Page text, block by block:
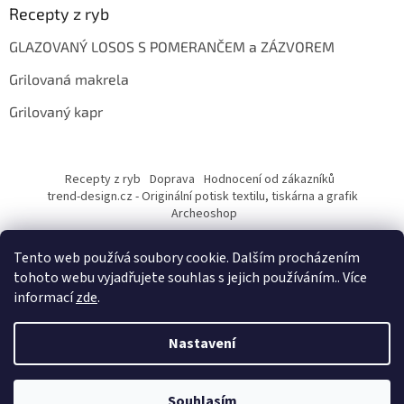
Tento web používá soubory cookie. Dalším procházením
tohoto webu vyjadřujete souhlas s jejich používáním.. Více
informacízde.
Nastavení
Recepty z ryb
GLAZOVANÝ LOSOS S POMERANČEM a ZÁZVOREM
Grilovaná makrela
Grilovaný kapr
Recepty z ryb Doprava Hodnocení od zákazníků
trend-design.cz - Originální potisk textilu, tiskárna a grafik
Archeoshop
Vytvořil Shoptet